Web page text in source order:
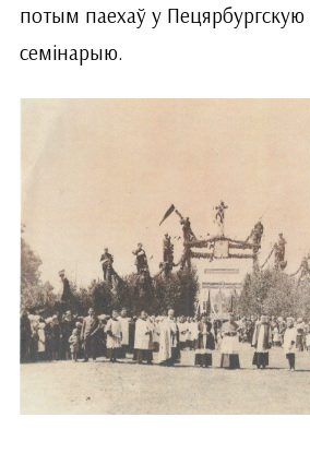
потым паехаў у
семінарыю.